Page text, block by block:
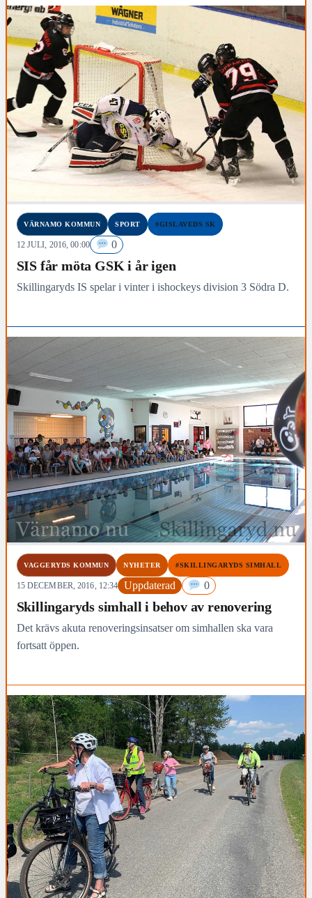
VÄRNAMO KOMMUN SPORT #GISLAVEDS SK
12 JULI, 2016, 00:00 0
SIS får möta GSK i år igen
Skillingaryds IS spelar i vinter i ishockeys division 3 Södra D.
VAGGERYDS KOMMUN NYHETER #SKILLINGARYDS SIMHALL
15 DECEMBER, 2016, 12:34 Uppdaterad 0
Skillingaryds simhall i behov av renovering
Det krävs akuta renoveringsinsatser om simhallen ska vara
fortsatt öppen.